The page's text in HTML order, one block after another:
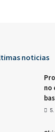
noticias
no